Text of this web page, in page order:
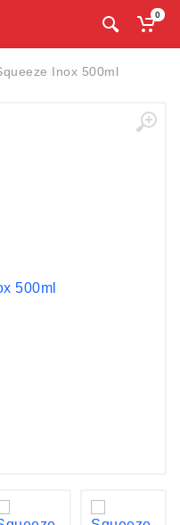
0
Inox 500ml